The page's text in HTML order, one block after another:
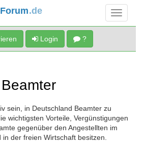
.de
Login ?
sein, in Deutschland Beamter zu
wichtigsten Vorteile, Vergünstigungen
gegenüber den Angestellten im
der freien Wirtschaft besitzen.